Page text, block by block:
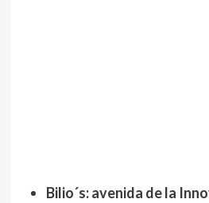
Bilio´s: avenida de la